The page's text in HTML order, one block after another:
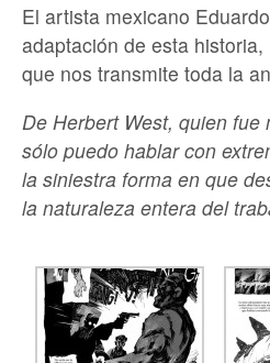
El artista mexicano
adaptación de esta
que nos transmite toda la
De Herbert West, quien
sólo puedo hablar con
la siniestra forma en que
la naturaleza entera del